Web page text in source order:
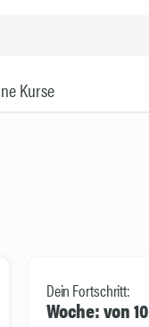
Kurse
Dein Fortschritt:
Woche: von 10